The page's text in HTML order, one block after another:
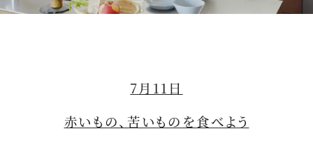
7月11日
赤いもの、苦いものを食べよう